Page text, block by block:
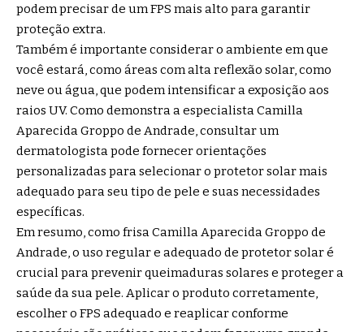
podem precisar de um FPS mais alto para garantir
proteção extra.
Também é importante considerar o ambiente em que
você estará, como áreas com alta reflexão solar, como
neve ou água, que podem intensificar a exposição aos
raios UV. Como demonstra a especialista Camilla
Aparecida Groppo de Andrade, consultar um
dermatologista pode fornecer orientações
personalizadas para selecionar o protetor solar mais
adequado para seu tipo de pele e suas necessidades
específicas.
Em resumo, como frisa Camilla Aparecida Groppo de
Andrade, o uso regular e adequado de protetor solar é
crucial para prevenir queimaduras solares e proteger a
saúde da sua pele. Aplicar o produto corretamente,
escolher o FPS adequado e reaplicar conforme